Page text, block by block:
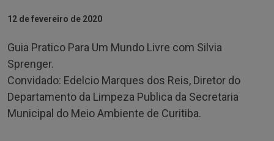
12 de fevereiro de 2020
Guia Pratico Para Um Mundo Livre com Silvia
Sprenger.
Convidado: Edelcio Marques dos Reis, Diretor do
Departamento da Limpeza Publica da Secretaria
Municipal do Meio Ambiente de Curitiba.